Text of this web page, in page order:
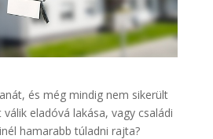
és még mindig nem sikerült
eladóvá lakása, vagy családi
hamarabb túladni rajta?